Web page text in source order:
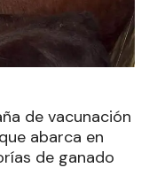
de vacunación
abarca en
de ganado